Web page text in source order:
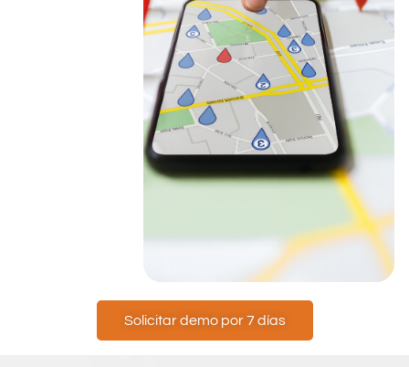
Solicitar demo por 7 días